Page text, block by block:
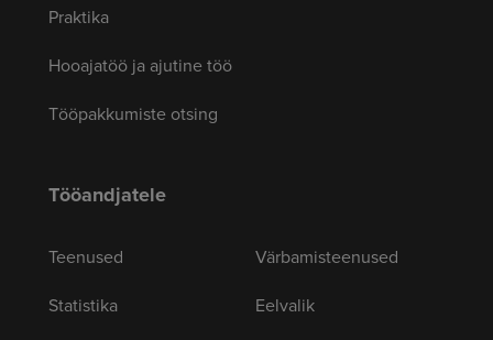
Praktika
Hooajatöö ja ajutine töö
Tööpakkumiste otsing
Tööandjatele
Teenused
Statistika
Värbamisteenused
Eelvalik